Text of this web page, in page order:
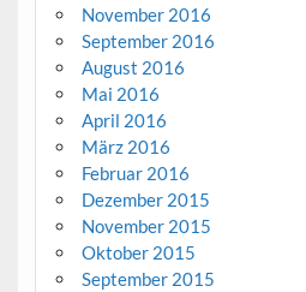
November 2016
September 2016
August 2016
Mai 2016
April 2016
März 2016
Februar 2016
Dezember 2015
November 2015
Oktober 2015
September 2015